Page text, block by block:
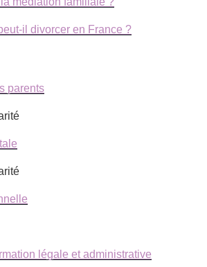
il divorcer en France ?
parents
légale et administrative